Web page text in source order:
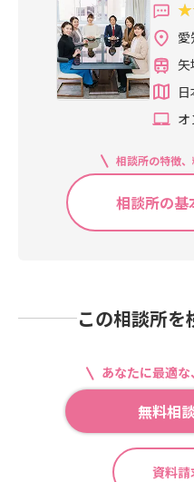
矢
相談所の特徴
相談所の基
この相談所を
あなたに最適
無料相
資料請